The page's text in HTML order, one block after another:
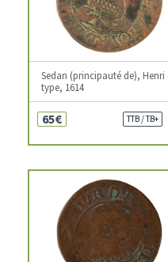
Sedan (principauté de),
type, 1614
65€ TTB / TB+